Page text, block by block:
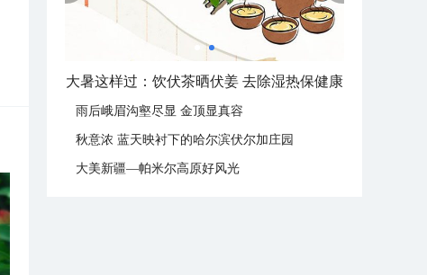
大暑这样过：饮伏茶晒伏姜 去除湿热保健康
雨后峨眉沟壑尽显 金顶显真容
秋意浓 蓝天映衬下的哈尔滨伏尔加庄园
大美新疆—帕米尔高原好风光